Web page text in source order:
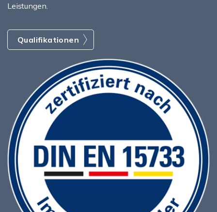
Leistungen.
Qualifikationen